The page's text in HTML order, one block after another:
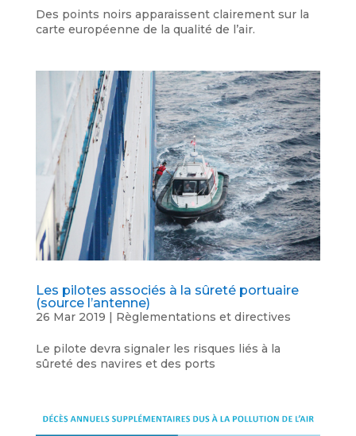
Des points noirs apparaissent clairement sur la
carte européenne de la qualité de l’air.
Les pilotes associés à la sûreté portuaire
(source l’antenne)
26 Mar 2019 Règlementations et directives
Le pilote devra signaler les risques liés à la
sûreté des navires et des ports